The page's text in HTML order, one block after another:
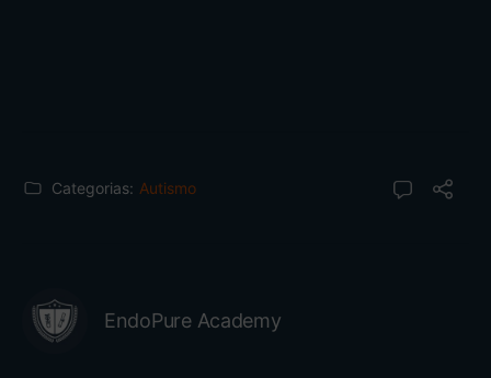
Categorias: Autismo
EndoPure Academy